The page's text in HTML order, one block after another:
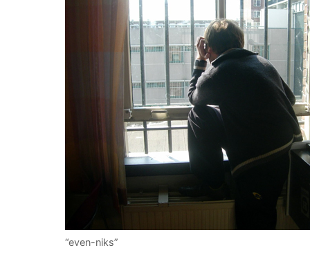
“even-niks”